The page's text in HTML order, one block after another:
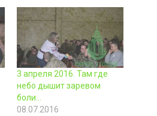
3 апреля 2016. Там где
небо дышит заревом
боли…
08.07.2016